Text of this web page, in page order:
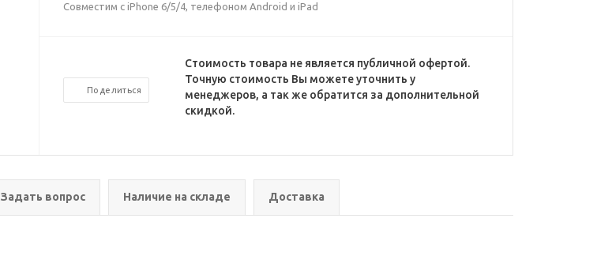
Совместим с iPhone 6/5/4, телефоном Android и iPad
Поделиться
Стоимость товара не является публичной офертой.
Точную стоимость Вы можете уточнить у
менеджеров, а так же обратится за дополнительной
скидкой.
Задать вопрос Наличие на складе Доставка